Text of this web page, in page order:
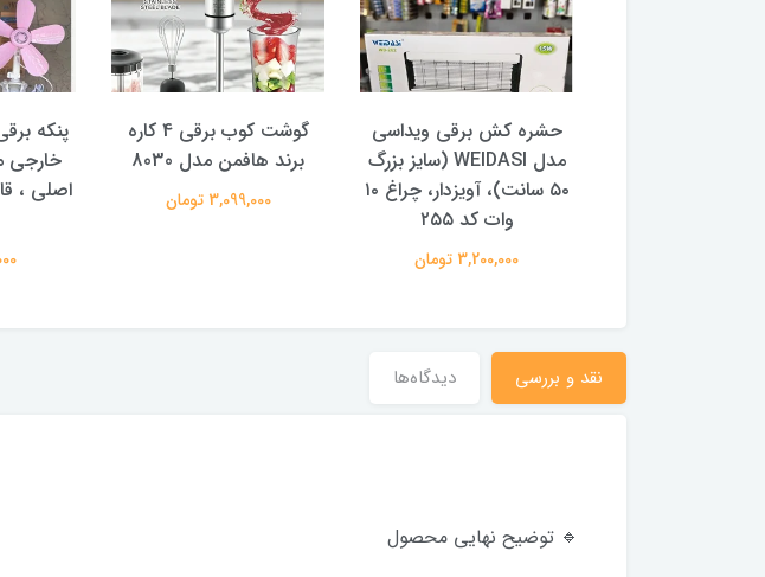
حشره کش برقی ویداسی
مدل WEIDASI (سایز بزرگ
۵۰ سانت)، آویزدار، چراغ ۱۰
وات کد ۲۵۵
3,200,000 تومان
گوشت کوب برقی 4 کاره
برند هافمن مدل 8030
3,099,000 تومان
پنکه
اصلی ،
نقد و بررسی دیدگاه‌ها
🔹 توضیح نهایی محصول